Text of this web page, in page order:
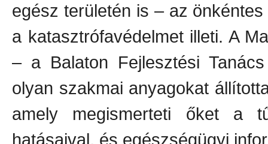
egész területén is – az
a katasztrófavédelmet illeti. A
– a Balaton Fejlesztési
olyan szakmai anyagokat
amely megismerteti őket a
hatásaival, és egészségügyi